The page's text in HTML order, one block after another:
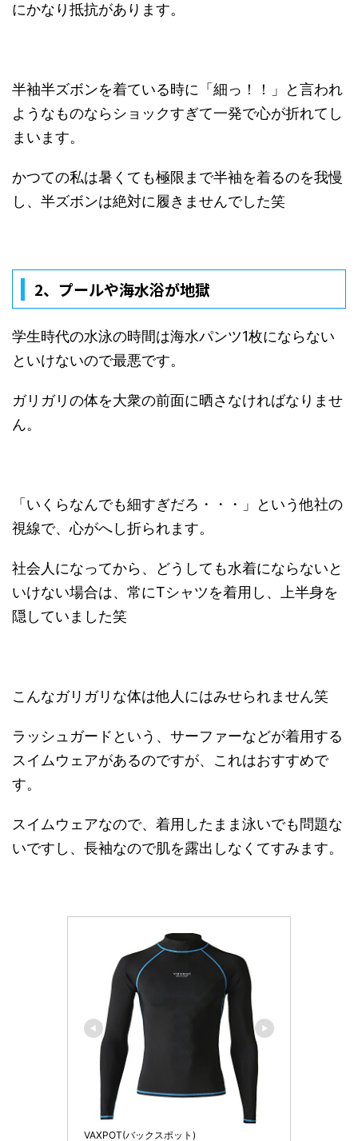
にかなり抵抗があります。
半袖半ズボンを着ている時に「細っ！！」と言われ
ようなものならショックすぎて一発で心が折れてし
まいます。
かつての私は暑くても極限まで半袖を着るのを我慢
し、半ズボンは絶対に履きませんでした笑
2、 プールや海水浴が地獄
学生時代の水泳の時間は海水パンツ1枚にならない
といけないので最悪です。
ガリガリの体を大衆の前面に晒さなければなりませ
ん。
「いくらなんでも細すぎだろ・・・」という他社の
視線で、心がへし折られます。
社会人になってから、どうしても水着にならないと
いけない場合は、常にTシャツを着用し、上半身を
隠していました笑
こんなガリガリな体は他人にはみせられません笑
ラッシュガードという、サーファーなどが着用する
スイムウェアがあるのですが、これはおすすめで
す。
スイムウェアなので、着用したまま泳いでも問題な
いですし、長袖なので肌を露出しなくてすみます。
VAXPOT(バックスポット)